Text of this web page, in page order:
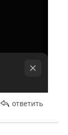
по
совсем
ответить